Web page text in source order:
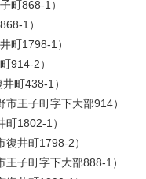
町868-1）
1）
町1798-1）
914-2）
町438-1）
王子町字下大部914）
1802-1）
井町1798-2）
子町字下大部888-1）